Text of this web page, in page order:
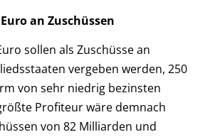
an Zuschüssen
sollen als Zuschüsse an
vergeben werden, 250
von sehr niedrig bezinsten
Profiteur wäre demnach
von 82 Milliarden und